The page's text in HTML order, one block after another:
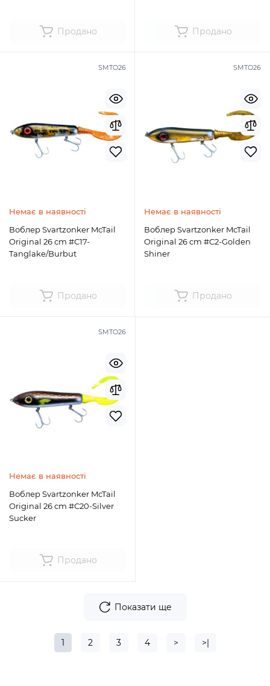
Продано Продано
SMTO26
Немає в наявності
Воблер Svartzonker McTail
Original 26 cm #C17-
Tanglake/Burbut
Продано
SMTO26
Немає в наявності
Воблер Svartzonker McTail
Original 26 cm #C2-Golden
Shiner
Продано
SMTO26
Немає в наявності
Воблер Svartzonker McTail
Original 26 cm #C20-Silver
Sucker
Продано
Показати ще
1 2 3 4 > >|